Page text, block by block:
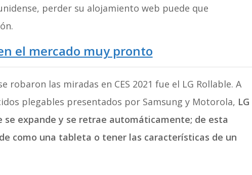
perder su alojamiento web puede que
el mercado muy pronto
robaron las miradas en CES 2021 fue el LG Rollable. A
plegables presentados por Samsung y Motorola, LG
se expande y se retrae automáticamente; de esta
como una tableta o tener las características de un